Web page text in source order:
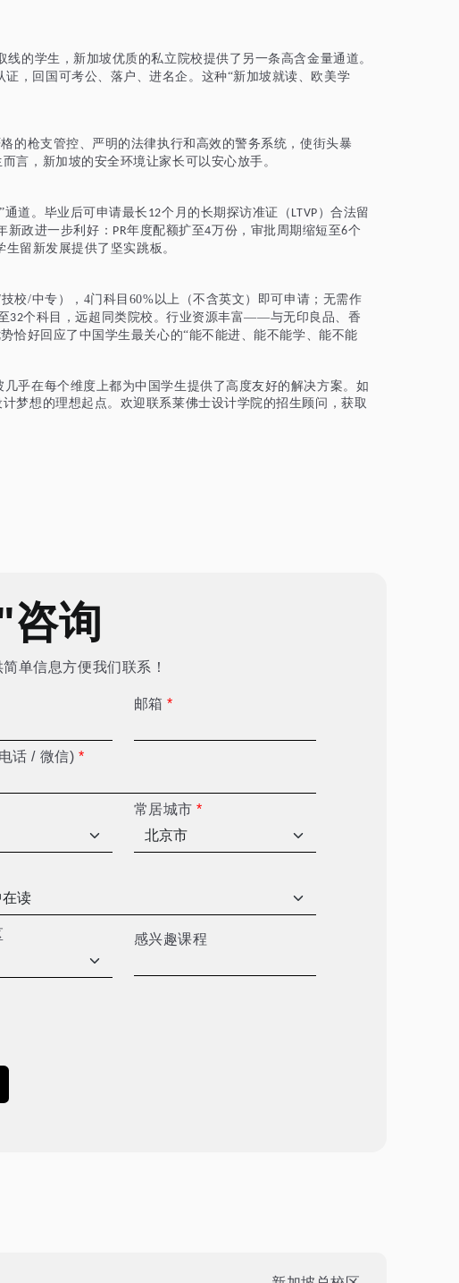
的学生，新加坡优质的私立院校提供了另一条高含金量通道。
证，回国可考公、落户、进名企。这种“新加坡就读、欧美学
格的枪支管控、严明的法律执行和高效的警务系统，使街头暴
言，新加坡的安全环境让家长可以安心放手。
道。毕业后可申请最长 12个月的长期探访准证（ LTVP ）合法留
新政进一步利好： PR年度配额扩至4万份，审批周期缩短至6个
生留新发展提供了坚实跳板。
校/中专），4门科目60%以上（不含英文）
即可申请；无需作
32个科目，远超同类院校。行业资源丰富——与无印良品、香
恰好回应了中国学生最关心的“能不能进、能不能学、能不能
乎在每个维度上都为中国学生提供了高度友好的解决方案。如
梦想的理想起点。欢迎联系莱佛士设计学院的招生顾问，获取
询
单信息方便我们联系！
邮箱*
话 / 微信) *
常居城市*
感兴趣课程